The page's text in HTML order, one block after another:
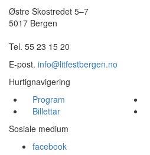
Østre Skostredet 5–7
5017 Bergen
Tel. 55 23 15 20
E-post. info@litfestbergen.no
Hurtignavigering
Program
Billettar
Sosiale medium
facebook